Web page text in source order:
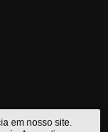
em nosso site.